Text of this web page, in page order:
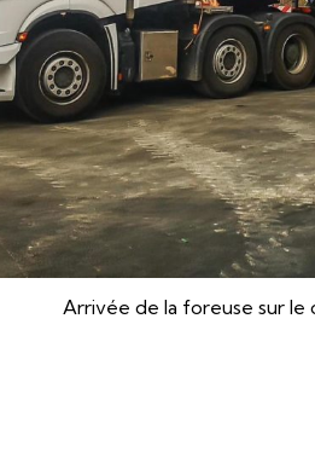
Arrivée de la foreuse sur le